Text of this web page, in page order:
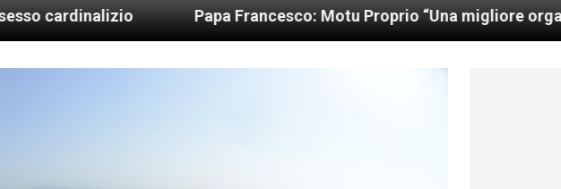
Papa Francesco: Motu Proprio “Una migliore organizzazione”